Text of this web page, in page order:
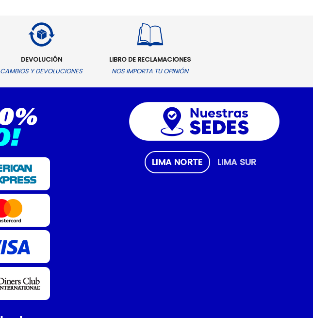
DEVOLUCIÓN
CAMBIOS Y DEVOLUCIONES
LIBRO DE RECLAMACIONES
NOS IMPORTA TU OPINIÓN
LIMA NORTE LIMA SUR